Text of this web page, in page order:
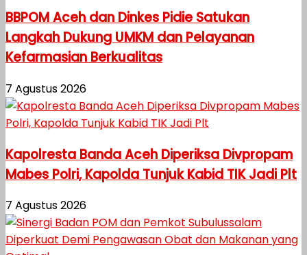
BBPOM Aceh dan Dinkes Pidie Satukan
Langkah Dukung UMKM dan Pelayanan
Kefarmasian Berkualitas
7 Agustus 2026
Kapolresta Banda Aceh Diperiksa Divpropam
Mabes Polri, Kapolda Tunjuk Kabid TIK Jadi Plt
7 Agustus 2026